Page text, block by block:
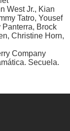
West Jr., Kian
Tatro, Yousef
Panterra, Brock
Christine Horn,
Company
Secuela.